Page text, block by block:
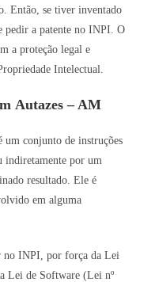
Então, se tiver inventado
pedir a patente no INPI. O
a proteção legal e
Intelectual.
Autazes – AM
um conjunto de instruções
indiretamente por um
resultado. Ele é
em alguma
no INPI, por força da Lei
Lei de Software (Lei nº